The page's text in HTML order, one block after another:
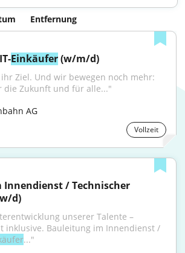
Entfernung
Einkäufer (w/m/d)
Ziel. Und wir bewegen noch mehr:
die Zukunft und für alle..."
AG
Vollzeit
d)
unserer Talente –
inklusive. Bauleitung im Innendienst /
..."